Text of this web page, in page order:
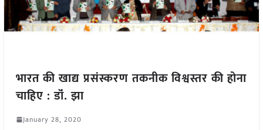
भारत की खाद्य प्रसंस्करण तकनीक विश्वस्तर की होना
चाहिए : डॉं. झा
January 28, 2020